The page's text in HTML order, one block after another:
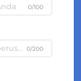
0/100
0/200